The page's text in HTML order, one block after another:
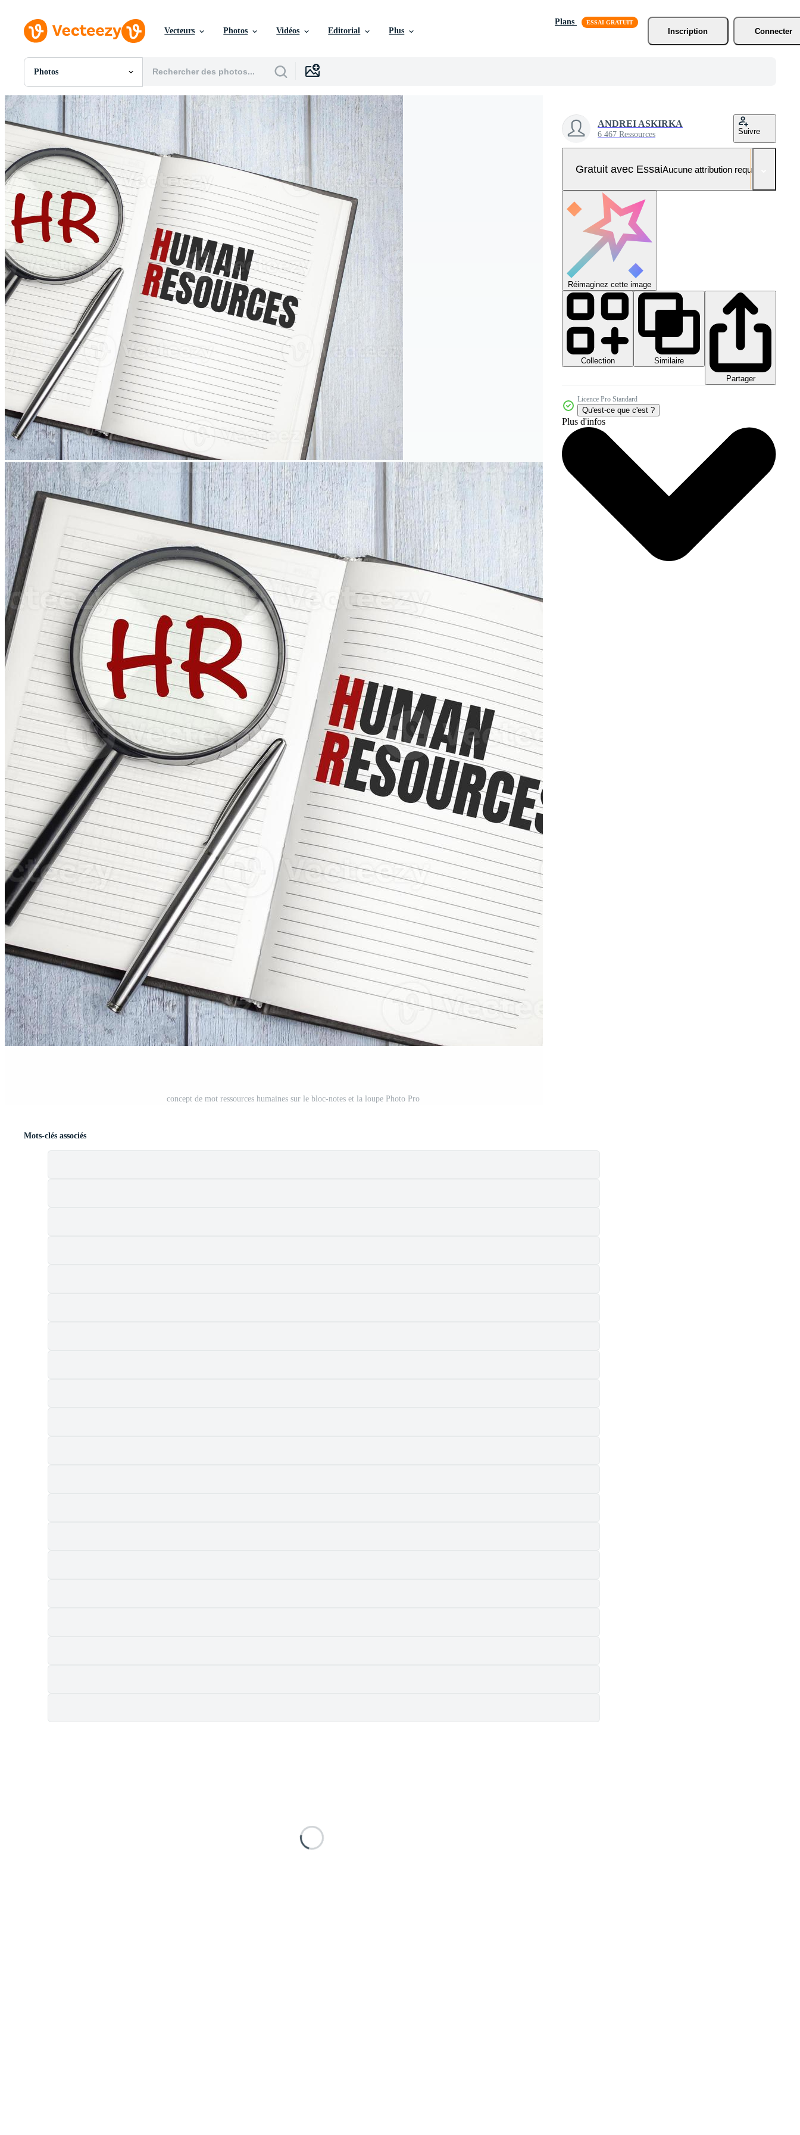
Vecteurs Photos Vidéos Editorial Plus
Plans
Inscription
Connecter
Photos
Toutes Images
Photos
PNGs
PSDs
SVGs
Modèles
Vecteurs
Vidéos
Motion graphics
Images Éditoriales
Événements Éditoriaux
concept de mot ressources humaines sur le bloc-notes et la loupe Photo Pro
ANDREI ASKIRKA
6 467 Ressources Suivre
Gratuit avec EssaiAucune attribution requise
Réimaginez cette image
Collection
Similaire
Partager
Licence Pro Standard
Qu'est-ce que c'est ?
Plus d'infos
Mots-clés associés